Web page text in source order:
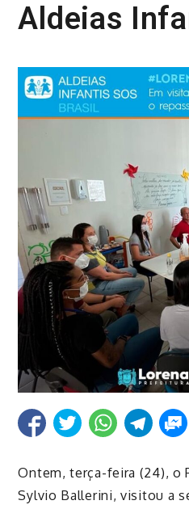
Aldeias
Ontem, terça-feira (24), o
Sylvio Ballerini, visitou a